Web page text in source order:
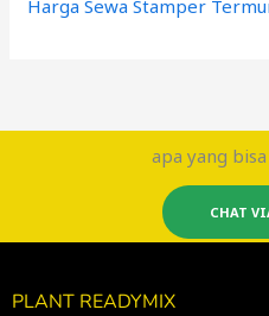
Harga Sewa Stamper
apa yang
CHAT
PLANT READYMIX